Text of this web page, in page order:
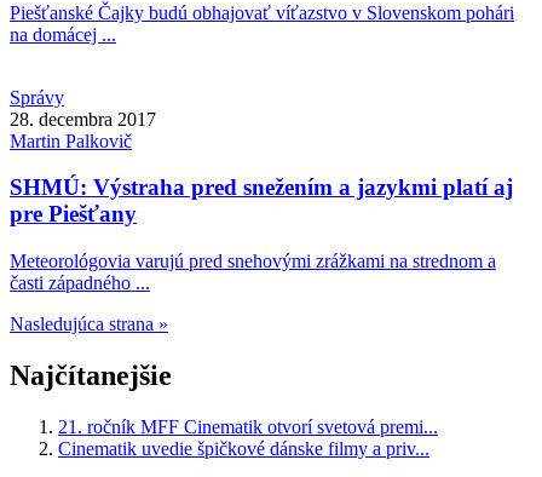
Piešťanské Čajky budú obhajovať víťazstvo v Slovenskom pohári
na domácej ...
Správy
28. decembra 2017
Martin Palkovič
SHMÚ: Výstraha pred snežením a jazykmi platí aj
pre Piešťany
Meteorológovia varujú pred snehovými zrážkami na strednom a
časti západného ...
Nasledujúca strana »
Najčítanejšie
21. ročník MFF Cinematik otvorí svetová premi...
Cinematik uvedie špičkové dánske filmy a priv...